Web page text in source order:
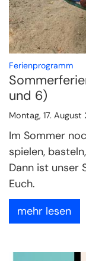
Ferienprogramm
und 6)
Montag, 17.
Im Sommer
spielen,
Dann ist unser
Euch.
mehr lesen